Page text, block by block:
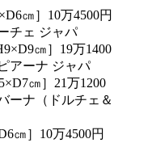
㎝］10万4500円